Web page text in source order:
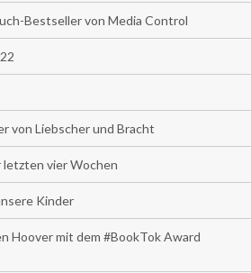
Bestseller von Media Control
von Liebscher und Bracht
letzten vier Wochen
Kinder
Hoover mit dem #BookTok Award